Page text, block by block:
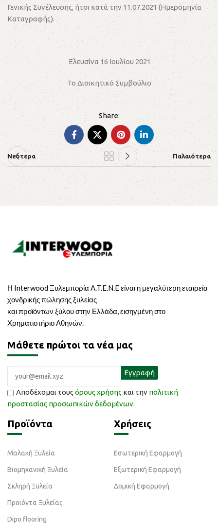
Γενικής Συνέλευσης, ήτοι κατά την 11.07.2021 (Ημερομηνία
Καταγραφής).
Ελευσίνα 16 Ιουλίου 2021
Το Διοικητικό Συμβούλιο
Νεότερα Παλαιότερα
Η Interwood Ξυλεμπορία A.T.E.N.E είναι η μεγαλύτερη εταιρεία
χονδρικής πώλησης ξυλείας
και προϊόντων ξύλου στην Ελλάδα, εισηγμένη στο
Χρηματιστήριο Αθηνών.
Μάθετε πρώτοι τα νέα μας
Αποδέχομαι τους όρους χρήσης και την πολιτική
προστασίας προσωπικών δεδομένων.
Προϊόντα
Μαλακή Ξυλεία
Βιομηχανική Ξυλεία
Σκληρή Ξυλεία
Προϊόντα Ξυλείας
Dipo flooring
Χρήσεις
Εσωτερική Εφαρμογή
Εξωτερική Εφαρμογή
Δομική Εφαρμογή